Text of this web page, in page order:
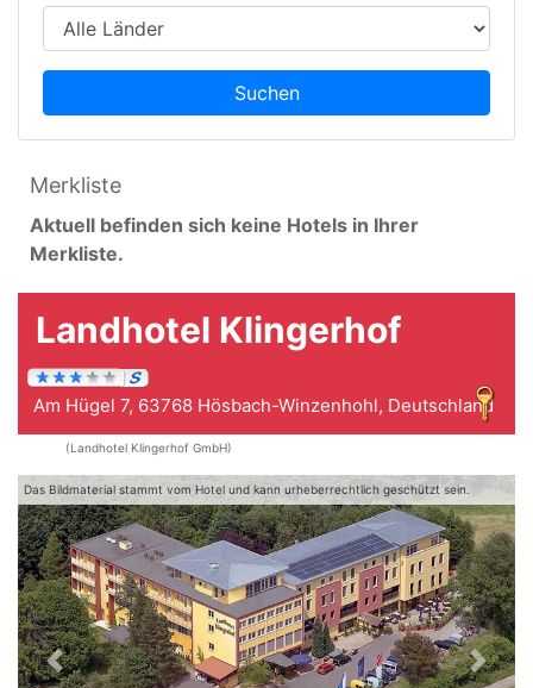
Suchen
Merkliste
Aktuell befinden sich keine Hotels in Ihrer
Merkliste.
Landhotel Klingerhof
Am Hügel 7, 63768 Hösbach-Winzenhohl, Deutschland
(Landhotel Klingerhof GmbH)
Das Bildmaterial stammt vom Hotel und kann urheberrechtlich geschützt sein.
Zurück